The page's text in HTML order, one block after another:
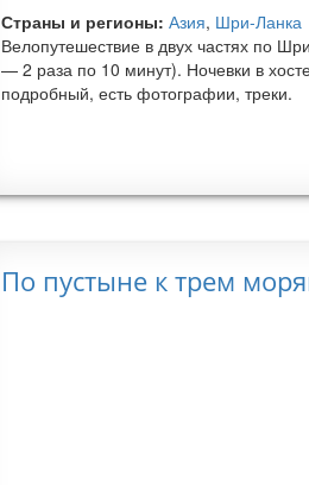
Страны и регионы: Азия, Шри-Ланка
Велопутешествие в двух частях по
— 2 раза по 10 минут). Ночевки в
подробный, есть фотографии, треки.
По пустыне к трем